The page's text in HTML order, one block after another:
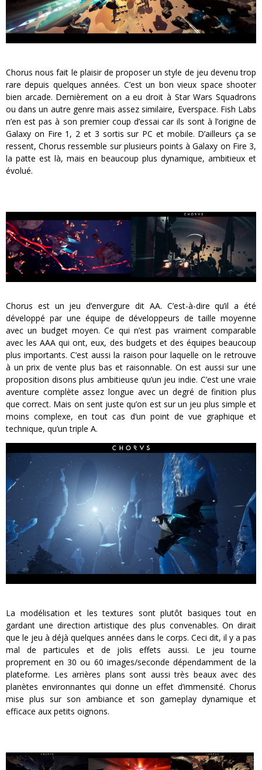
Chorus nous fait le plaisir de proposer un style de jeu devenu trop
rare depuis quelques années. C’est un bon vieux space shooter
bien arcade. Dernièrement on a eu droit à Star Wars Squadrons
ou dans un autre genre mais assez similaire, Everspace. Fish Labs
n’en est pas à son premier coup d’essai car ils sont à l’origine de
Galaxy on Fire 1, 2 et 3 sortis sur PC et mobile. D’ailleurs ça se
ressent, Chorus ressemble sur plusieurs points à Galaxy on Fire 3,
la patte est là, mais en beaucoup plus dynamique, ambitieux et
évolué.
Chorus est un jeu d’envergure dit AA. C’est-à-dire qu’il a été
développé par une équipe de développeurs de taille moyenne
avec un budget moyen. Ce qui n’est pas vraiment comparable
avec les AAA qui ont, eux, des budgets et des équipes beaucoup
plus importants. C’est aussi la raison pour laquelle on le retrouve
à un prix de vente plus bas et raisonnable. On est aussi sur une
proposition disons plus ambitieuse qu’un jeu indie. C’est une vraie
aventure complète assez longue avec un degré de finition plus
que correct. Mais on sent juste qu’on est sur un jeu plus simple et
moins complexe, en tout cas d’un point de vue graphique et
technique, qu’un triple A.
La modélisation et les textures sont plutôt basiques tout en
gardant une direction artistique des plus convenables. On dirait
que le jeu à déjà quelques années dans le corps. Ceci dit, il y a pas
mal de particules et de jolis effets aussi. Le jeu tourne
proprement en 30 ou 60 images/seconde dépendamment de la
plateforme. Les arrières plans sont aussi très beaux avec des
planètes environnantes qui donne un effet d’immensité. Chorus
mise plus sur son ambiance et son gameplay dynamique et
efficace aux petits oignons.